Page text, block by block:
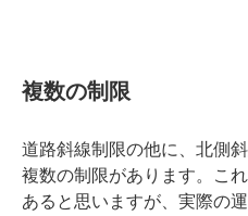
複数の制限
道路斜線制限の他に、北側
複数の制限があります。こ
あると思いますが、実際の